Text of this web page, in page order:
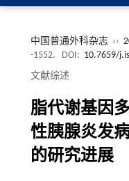
中国普通外科杂志 ››
-1552.
DOI: 10.7659/
文献综述
脂代谢基因
性胰腺炎发
的研究进展